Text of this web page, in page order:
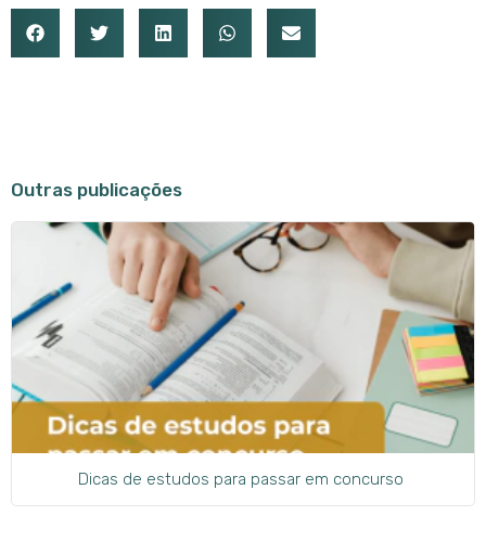
Outras publicações
Dicas de estudos para passar em concurso